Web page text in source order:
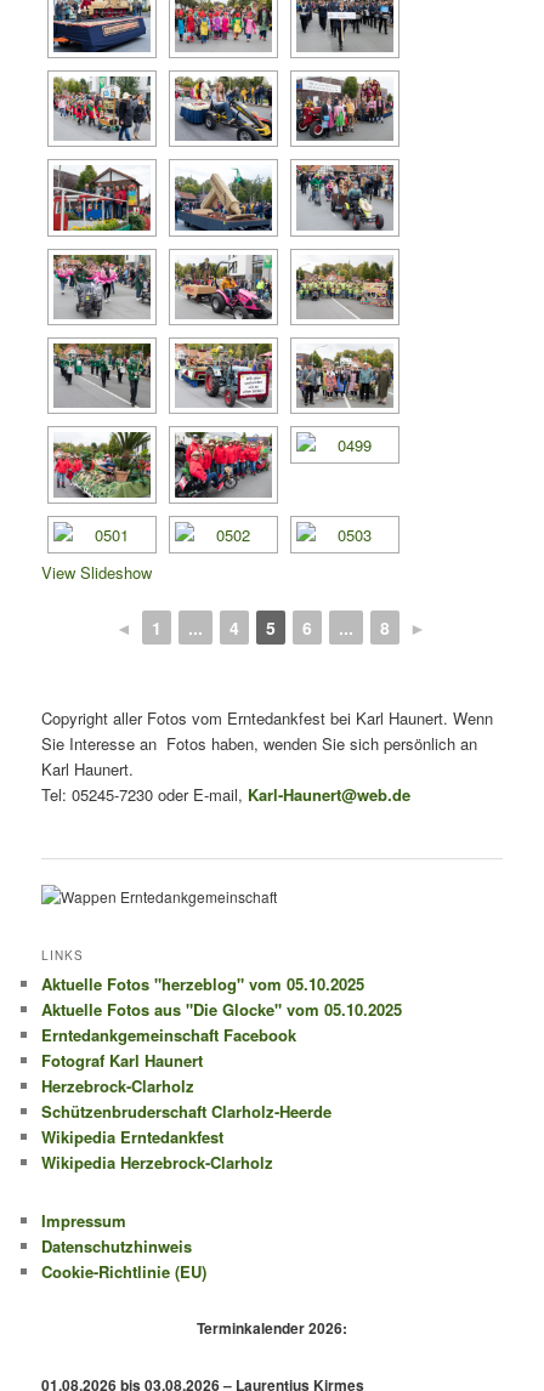
View Slideshow
◄ 1 ... 4 5 6 ... 8 ►
Copyright aller Fotos vom Erntedankfest bei Karl Haunert. Wenn
Sie Interesse an Fotos haben, wenden Sie sich persönlich an
Karl Haunert.
Tel: 05245-7230 oder E-mail, Karl-Haunert@web.de
LINKS
Aktuelle Fotos "herzeblog" vom 05.10.2025
Aktuelle Fotos aus "Die Glocke" vom 05.10.2025
Erntedankgemeinschaft Facebook
Fotograf Karl Haunert
Herzebrock-Clarholz
Schützenbruderschaft Clarholz-Heerde
Wikipedia Erntedankfest
Wikipedia Herzebrock-Clarholz
Impressum
Datenschutzhinweis
Cookie-Richtlinie (EU)
Terminkalender 2026:
01.08.2026 bis 03.08.2026 – Laurentius Kirmes